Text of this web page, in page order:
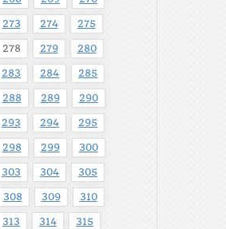
273 274 275
278 279 280
283 284 285
288 289 290
293 294 295
298 299 300
303 304 305
308 309 310
313 314 315